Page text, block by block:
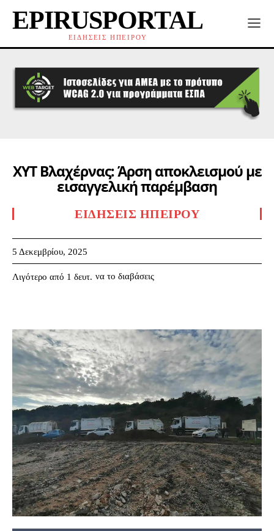
EPIRUSPORTAL
ΕΙΔΗΣΕΙΣ ΗΠΕΙΡΟΥ
ΧΥΤ Βλαχέρνας: Άρση αποκλεισμού με
εισαγγελική παρέμβαση
ΕΙΔΉΣΕΙΣ ΗΠΕΊΡΟΥ
5 Δεκεμβρίου, 2025
Λιγότερο από 1 δευτ. να το διαβάσεις